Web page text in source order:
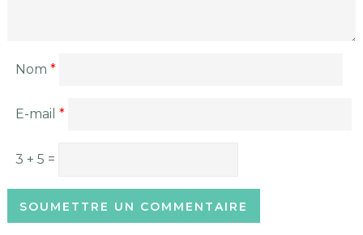
Nom *
E-mail *
3 + 5 =